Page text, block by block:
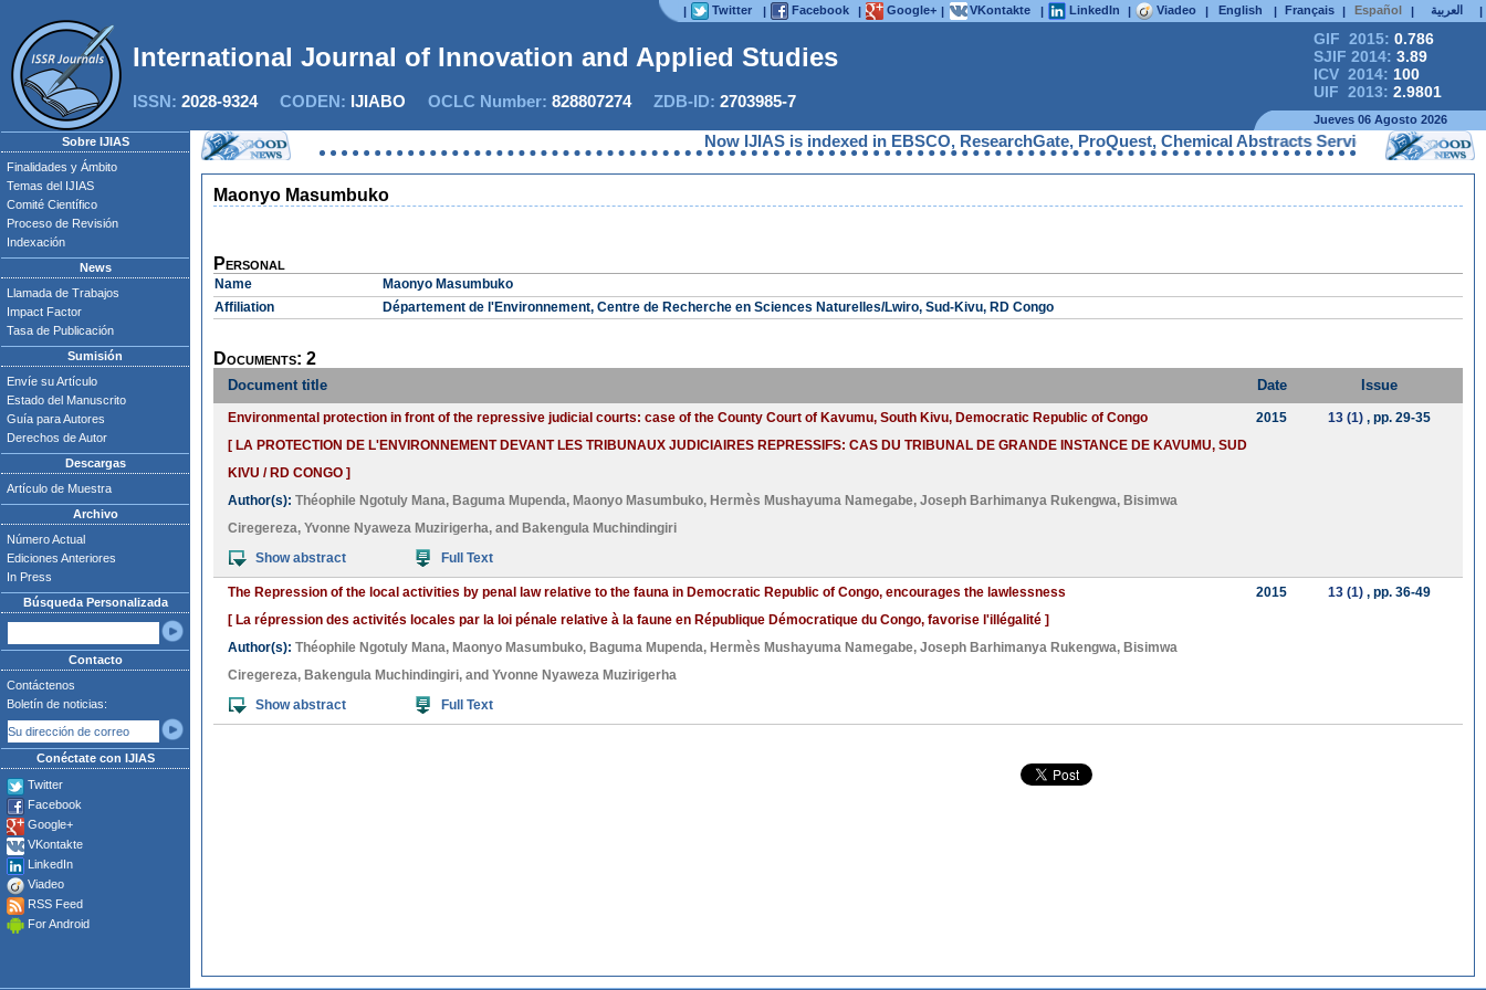
| Twitter | Facebook | Google+ | VKontakte | LinkedIn | Viadeo | English | Français | Español | العربية |
GIF 2015: 0.786
SJIF 2014: 3.89
ICV 2014: 100
UIF 2013: 2.9801
International Journal of Innovation and Applied Studies
ISSN: 2028-9324CODEN: IJIABO OCLC Number: 828807274ZDB-ID: 2703985-7
Jueves 06 Agosto 2026
Sobre IJIAS
Finalidades y Ámbito
Temas del IJIAS
Comité Científico
Proceso de Revisión
Indexación
News
Llamada de Trabajos
Impact Factor
Tasa de Publicación
Sumisión
Envíe su Artículo
Estado del Manuscrito
Guía para Autores
Derechos de Autor
Descargas
Artículo de Muestra
Archivo
Número Actual
Ediciones Anteriores
In Press
Búsqueda Personalizada
Contacto
Contáctenos
Boletín de noticias:
Conéctate con IJIAS
Twitter
Facebook
Google+
VKontakte
LinkedIn
Viadeo
RSS Feed
For Android
Now IJIAS is indexed in EBSCO, ResearchGate, ProQuest, Chemical Abstracts Service, Index
Maonyo Masumbuko
Personal
Name
Maonyo Masumbuko
Affiliation
Département de l'Environnement, Centre de Recherche en Sciences Naturelles/Lwiro, Sud-Kivu, RD Congo
Documents: 2
Document title Date Issue
Environmental protection in front of the repressive judicial courts: case of the County Court of Kavumu, South Kivu, Democratic Republic of Congo
[ LA PROTECTION DE L'ENVIRONNEMENT DEVANT LES TRIBUNAUX JUDICIAIRES REPRESSIFS: CAS DU TRIBUNAL DE GRANDE INSTANCE DE KAVUMU, SUD
KIVU / RD CONGO ]
Author(s): Théophile Ngotuly Mana, Baguma Mupenda, Maonyo Masumbuko, Hermès Mushayuma Namegabe, Joseph Barhimanya Rukengwa, Bisimwa
Ciregereza, Yvonne Nyaweza Muzirigerha, and Bakengula Muchindingiri
Show abstract
Full Text
2015 13 (1), pp. 29-35
The Repression of the local activities by penal law relative to the fauna in Democratic Republic of Congo, encourages the lawlessness
[ La répression des activités locales par la loi pénale relative à la faune en République Démocratique du Congo, favorise l'illégalité ]
Author(s): Théophile Ngotuly Mana, Maonyo Masumbuko, Baguma Mupenda, Hermès Mushayuma Namegabe, Joseph Barhimanya Rukengwa, Bisimwa
Ciregereza, Bakengula Muchindingiri, and Yvonne Nyaweza Muzirigerha
Show abstract
Full Text
2015 13 (1), pp. 36-49